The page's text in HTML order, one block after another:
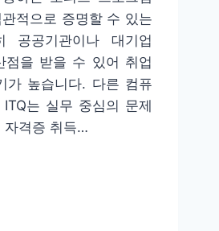
적으로 증명할 수 있는
공공기관이나 대기업
점을 받을 수 있어 취업
가 높습니다. 다른 컴퓨
는 실무 중심의 문제
자격증 취득…